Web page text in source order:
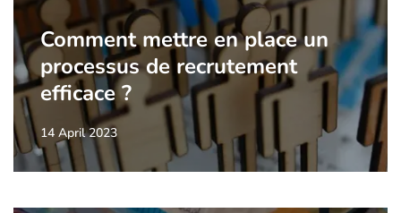
Comment mettre en place un
processus de recrutement
efficace ?
14 April 2023